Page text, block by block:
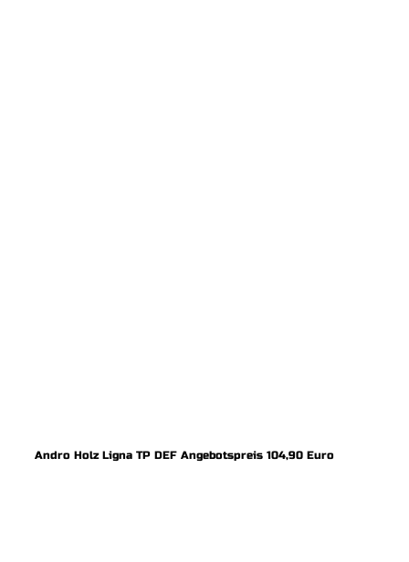
Andro Holz Ligna TP DEF Angebotspreis 104,90 Euro